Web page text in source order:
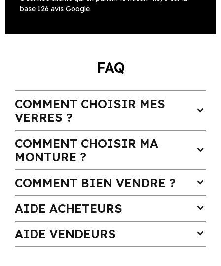
base 126 avis Google
FAQ
COMMENT CHOISIR MES
VERRES ?
expand_more
COMMENT CHOISIR MA
MONTURE ?
expand_more
COMMENT BIEN VENDRE ? expand_more
AIDE ACHETEURS expand_more
AIDE VENDEURS expand_more